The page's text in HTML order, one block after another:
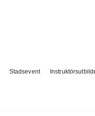
Stadsevent